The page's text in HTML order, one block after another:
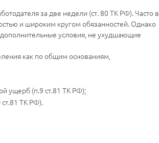
за две недели (ст. 80 ТК РФ). Часто в
и широким кругом обязанностей. Однако
дополнительные условия, не ухудшающие
как по общим основаниям,
ущерб (п.9 ст.81 ТК РФ);
ТК РФ).